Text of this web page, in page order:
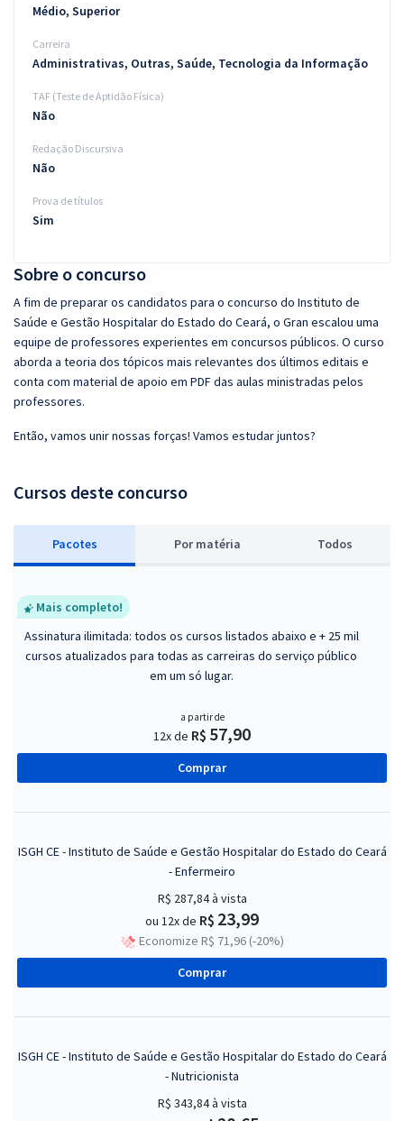
Sobre o concurso
A fim de preparar os candidatos para o concurso do Instituto de
Saúde e Gestão Hospitalar do Estado do Ceará, o Gran escalou uma
equipe de professores experientes em concursos públicos. O curso
aborda a teoria dos tópicos mais relevantes dos últimos editais e
conta com material de apoio em PDF das aulas ministradas pelos
professores.
Então, vamos unir nossas forças! Vamos estudar juntos?
Cursos deste concurso
Pacotes Por matéria Todos
Mais completo!
Assinatura ilimitada: todos os cursos listados abaixo e + 25 mil
cursos atualizados para todas as carreiras do serviço público
em um só lugar.
a partir de
12x de R$ 57,90
Comprar
ISGH CE - Instituto de Saúde e Gestão Hospitalar do Estado do Ceará
- Enfermeiro
R$ 287,84à vista
ou 12x de R$ 23,99
Economize R$ 71,96 (-20%)
Comprar
ISGH CE - Instituto de Saúde e Gestão Hospitalar do Estado do Ceará
- Nutricionista
R$ 343,84à vista
Médio, Superior
Carreira
Administrativas, Outras, Saúde, Tecnologia da Informação
TAF (Teste de Aptidão Física)
Não
Redação Discursiva
Não
Prova de títulos
Sim